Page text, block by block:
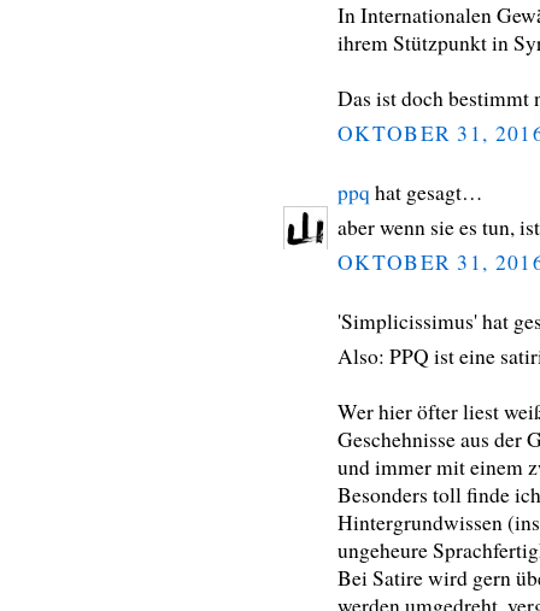
In Internationalen
ihrem Stützpunkt in
Das ist doch bestimmt
OKTOBER 31,
ppq hat gesagt…
aber wenn sie es tun,
OKTOBER 31,
'Simplicissimus' hat
Also: PPQ ist eine
Wer hier öfter liest
Geschehnisse aus der
und immer mit einem
Besonders toll finde
Hintergrundwissen
ungeheure
Bei Satire wird gern